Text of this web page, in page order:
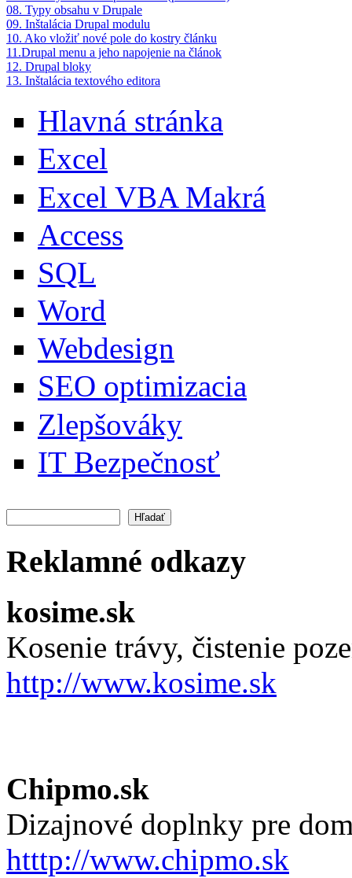
08. Typy obsahu v Drupale
09. Inštalácia Drupal modulu
10. Ako vložiť nové pole do kostry článku
11.Drupal menu a jeho napojenie na článok
12. Drupal bloky
13. Inštalácia textového editora
Hlavná stránka
Excel
Excel VBA Makrá
Access
SQL
Word
Webdesign
SEO optimizacia
Zlepšováky
IT Bezpečnosť
Reklamné odkazy
kosime.sk
Kosenie trávy, čistenie
http://www.kosime.sk
Chipmo.sk
Dizajnové doplnky pre
htttp://www.chipmo.sk